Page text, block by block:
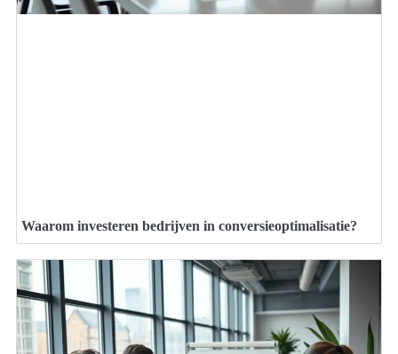
Waarom investeren bedrijven in conversieoptimalisatie?